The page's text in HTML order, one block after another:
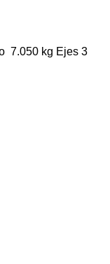
7.050 kg Ejes 3